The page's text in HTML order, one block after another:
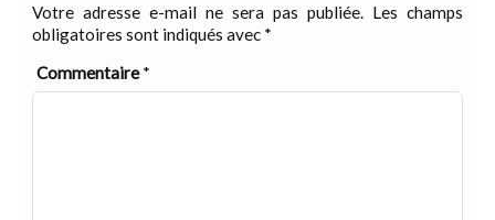
Votre adresse e-mail ne sera pas publiée.
Les champs
obligatoires sont indiqués avec *
Commentaire*